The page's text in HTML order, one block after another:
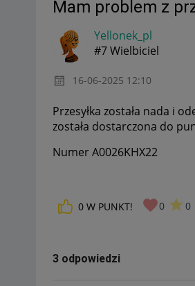
Mam problem z
Yellonek_pl
#7 Wielbiciel
‎16-06-2025 12:10
Przesyłka została nada i
została dostarczona do
Numer A0026KHX22
0 W PUNKT! 0 0
3 odpowiedzi